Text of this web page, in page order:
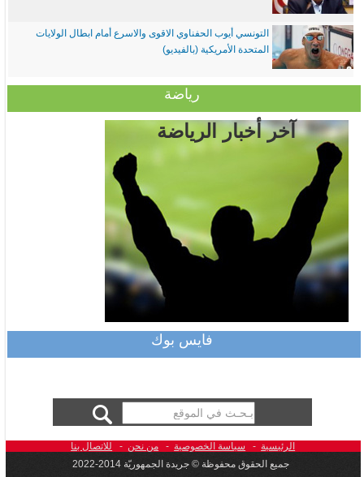
التونسي أيوب الحفناوي الاقوى والاسرع أمام ابطال الولايات
المتحدة الأمريكية (بالفيديو)
رياضة
آخر أخبار الرياضة
فايس بوك
الرئيسية- سياسة الخصوصية- من نحن-
للاتصال بنا
جميع الحقوق محفوظة © جريدة الجمهوريّة 2014-2022